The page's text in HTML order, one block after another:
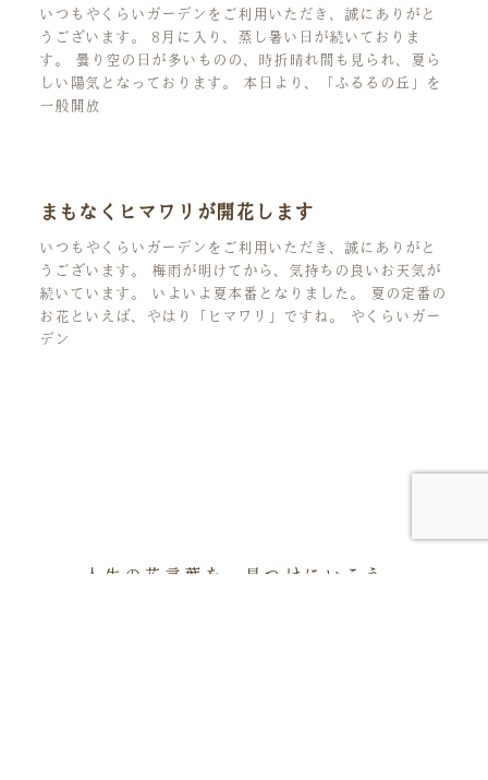
いつもやくらいガーデンをご利用いただき、誠にありがと
うございます。 8月に入り、蒸し暑い日が続いておりま
す。 曇り空の日が多いものの、時折晴れ間も見られ、夏ら
しい陽気となっております。 本日より、「ふるるの丘」を
一般開放
まもなくヒマワリが開花します
いつもやくらいガーデンをご利用いただき、誠にありがと
うございます。 梅雨が明けてから、気持ちの良いお天気が
続いています。 いよいよ夏本番となりました。 夏の定番の
お花といえば、やはり「ヒマワリ」ですね。 やくらいガー
デン
人生の花言葉を、見つけにいこう。